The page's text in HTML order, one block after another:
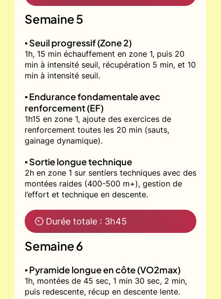
Semaine 5
▪️ Seuil progressif (Zone 2)
1h, 15 min échauffement en zone 1, puis 20
min à intensité seuil, récupération 5 min, et 10
min à intensité seuil.
▪️ Endurance fondamentale avec
renforcement (EF)
1h15 en zone 1, ajoute des exercices de
renforcement toutes les 20 min (sauts,
gainage dynamique).
▪️ Sortie longue technique
2h en zone 1 sur sentiers techniques avec des
montées raides (400-500 m+), gestion de
l’effort et technique en descente.
⏲ Durée totale : 3h45
Semaine 6
▪️ Pyramide longue en côte (VO2max)
1h, montées de 45 sec, 1 min 30 sec, 2 min,
puis redescente, récup en descente lente.